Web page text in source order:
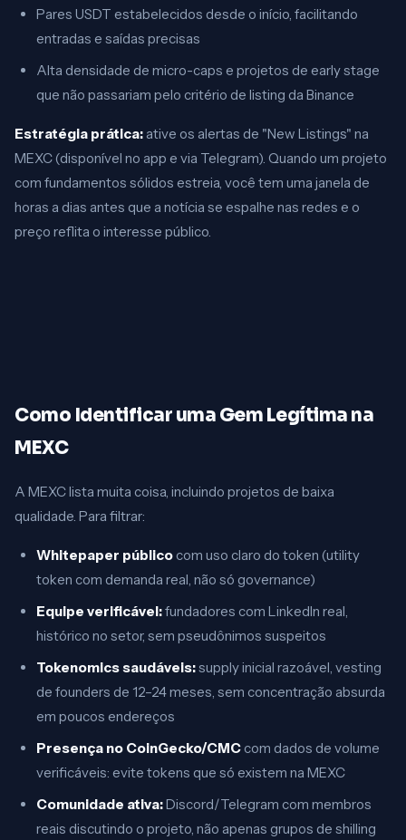
Pares USDT estabelecidos desde o início, facilitando
entradas e saídas precisas
Alta densidade de micro-caps e projetos de early stage
que não passariam pelo critério de listing da Binance
Estratégia prática: ative os alertas de "New Listings" na
MEXC (disponível no app e via Telegram). Quando um projeto
com fundamentos sólidos estreia, você tem uma janela de
horas a dias antes que a notícia se espalhe nas redes e o
preço reflita o interesse público.
Como Identificar uma Gem Legítima na
MEXC
A MEXC lista muita coisa, incluindo projetos de baixa
qualidade. Para filtrar:
Whitepaper público com uso claro do token (utility
token com demanda real, não só governance)
Equipe verificável:fundadores com LinkedIn real,
histórico no setor, sem pseudônimos suspeitos
Tokenomics saudáveis:supply inicial razoável, vesting
de founders de 12–24 meses, sem concentração absurda
em poucos endereços
Presença no CoinGecko/CMC com dados de volume
verificáveis: evite tokens que só existem na MEXC
Comunidade ativa:Discord/Telegram com membros
reais discutindo o projeto, não apenas grupos de shilling